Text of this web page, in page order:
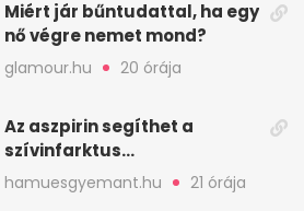
Miért jár bűntudattal, ha egy
nő végre nemet mond?
glamour.hu 20 órája
Az aszpirin segíthet a
szívinfarktus
megelőzésében, de nem
mindenkinek
hamuesgyemant.hu 21 órája